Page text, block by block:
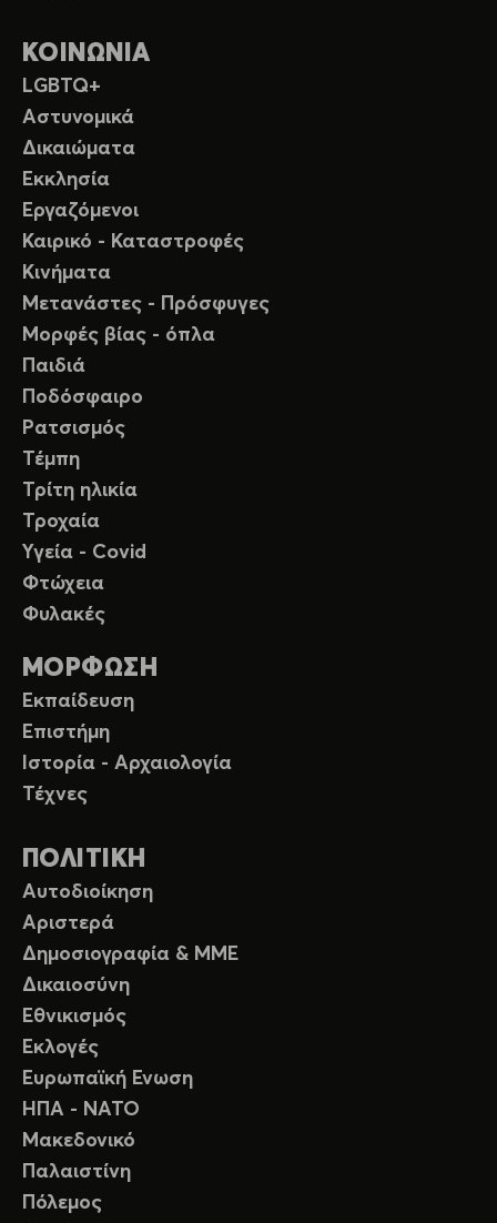
ΚΟΙΝΩΝΙΑ
LGBTQ+
Αστυνομικά
Δικαιώματα
Εκκλησία
Εργαζόμενοι
Καιρικό - Καταστροφές
Κινήματα
Μετανάστες - Πρόσφυγες
Μορφές βίας - όπλα
Παιδιά
Ποδόσφαιρο
Ρατσισμός
Τέμπη
Τρίτη ηλικία
Τροχαία
Υγεία - Covid
Φτώχεια
Φυλακές
ΜΟΡΦΩΣΗ
Εκπαίδευση
Επιστήμη
Ιστορία - Αρχαιολογία
Τέχνες
ΠΟΛΙΤΙΚΗ
Αυτοδιοίκηση
Αριστερά
Δημοσιογραφία & ΜΜΕ
Δικαιοσύνη
Εθνικισμός
Εκλογές
Ευρωπαϊκή Ενωση
ΗΠΑ - ΝΑΤΟ
Μακεδονικό
Παλαιστίνη
Πόλεμος